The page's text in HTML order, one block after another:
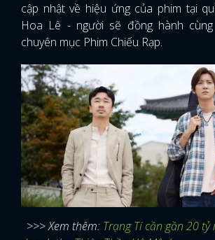
cập nhật về hiệu ứng của phim tại
Hoa Lê - người sẽ đồng hành
chuyên mục Phim Chiếu Rạp.
>>> Xem thêm: Trạng Tí cần gần 20